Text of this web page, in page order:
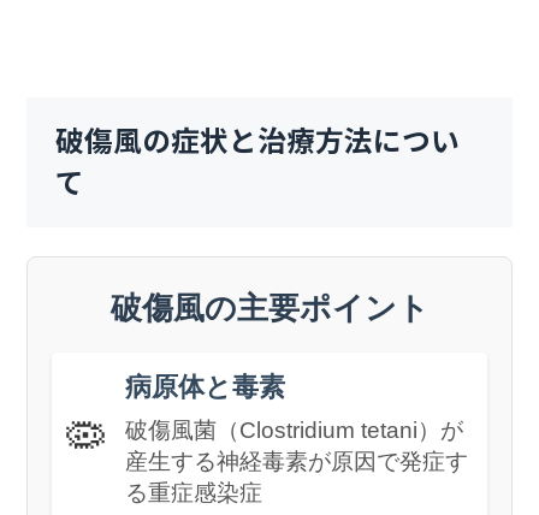
破傷風の症状と治療方法につい
て
破傷風の主要ポイント
🦠
病原体と毒素
破傷風菌（Clostridium tetani）が
産生する神経毒素が原因で発症す
る重症感染症